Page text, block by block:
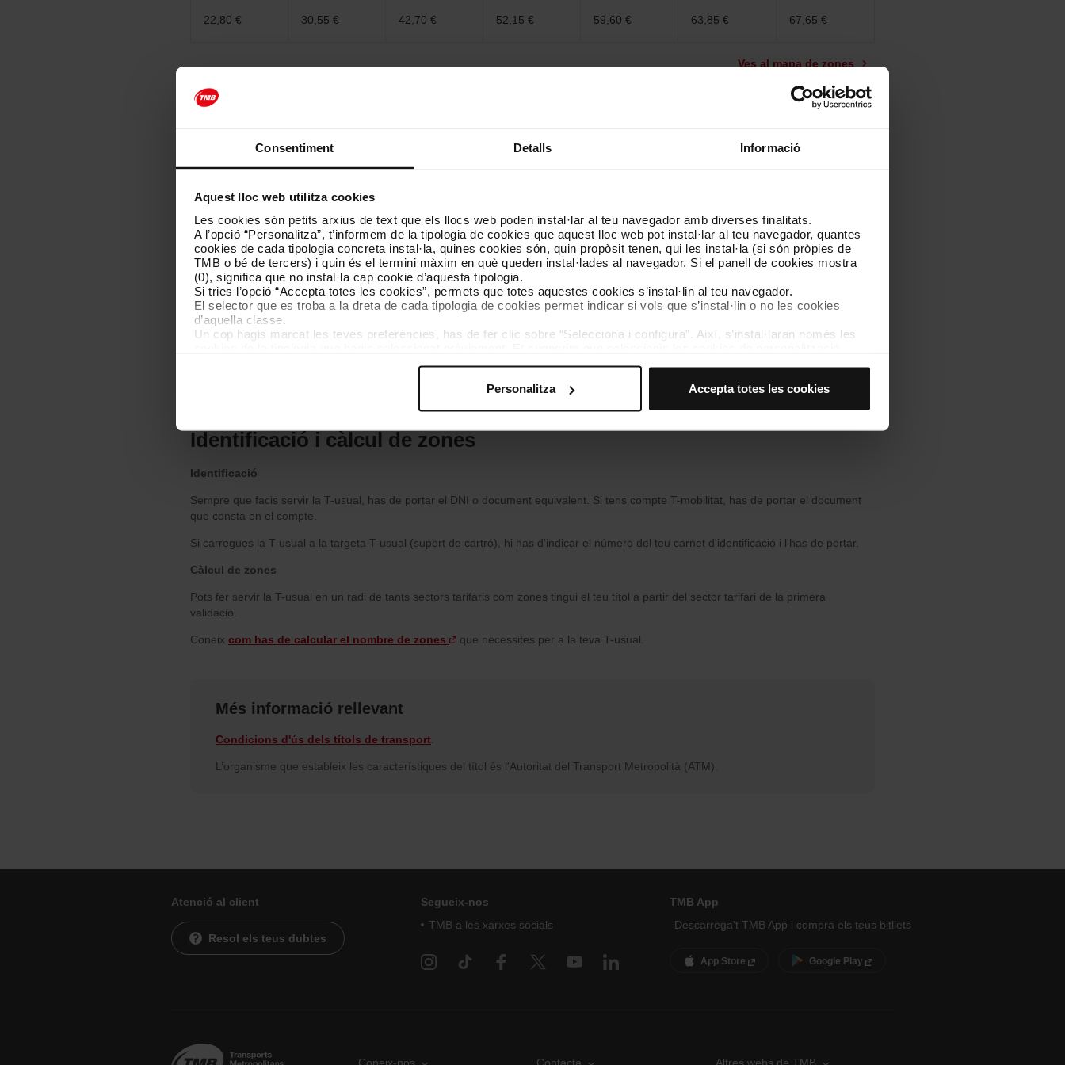
Consentiment Detalls Informació
Aquest lloc web utilitza cookies
Les cookies són petits arxius de text que els llocs web poden instal·lar al teu navegador amb diverses finalitats.
A l’opció “Personalitza”, t’informem de la tipologia de cookies que aquest lloc web pot instal·lar al teu navegador, quantes
cookies de cada tipologia concreta instal·la, quines cookies són, quin propòsit tenen, qui les instal·la (si són pròpies de
TMB o bé de tercers) i quin és el termini màxim en què queden instal·lades al navegador. Si el panell de cookies mostra
(0), significa que no instal·la cap cookie d’aquesta tipologia.
Si tries l’opció “Accepta totes les cookies”, permets que totes aquestes cookies s’instal·lin al teu navegador.
El selector que es troba a la dreta de cada tipologia de cookies permet indicar si vols que s’instal·lin o no les cookies
d’aquella classe.
Un cop hagis marcat les teves preferències, has de fer clic sobre “Selecciona i configura”. Així, s’instal·laran només les
perquè permeten recordar les teves opcions de navegació (com ara l’idioma) i milloren la teva experiència d’usuari.
començar a navegar-hi. Només pots consultar la nostraPolítica de cookies
Personalitza Accepta totes les cookies
r
e
r
22,80 € 30,55 € 42,70 € 52,15 € 59,60 € 63,85 € 67,65 €
Ves al mapa de zones
Suports
La T-usual es pot carregar en una targeta personalitzada, al mòbil i a la targeta T-usual.
Targeta
personalitzada
Mòbil amb NFC
Targeta T-usual
de cartró
Pots recarregar targetes i obtenir el suport mòbil amb TMB App
Ves a tots els suports
Identificació i càlcul de zones
Identificació
Sempre que facis servir la T-usual, has de portar el DNI o document equivalent. Si tens compte T-mobilitat, has de portar el document
que consta en el compte.
Si carregues la T-usual a la targeta T-usual (suport de cartró), hi has d'indicar el número del teu carnet d'identificació i l'has de portar.
Càlcul de zones
Pots fer servir la T-usual en un radi de tants sectors tarifaris com zones tingui el teu títol a partir del sector tarifari de la primera
validació.
Coneix com has de calcular el nombre de zones que necessites per a la teva T-usual.
Més informació rellevant
Condicions d'ús dels títols de transport.
L’organisme que estableix les característiques del títol és l'Autoritat del Transport Metropolità (ATM).
Atenció al client
Resol els teus dubtes
Segueix-nos
TMB a les xarxes socials
TMB App
Descarrega’t TMB App i compra els teus bitllets
App Store Google Play
Coneix-nos Contacta Altres webs de TMB